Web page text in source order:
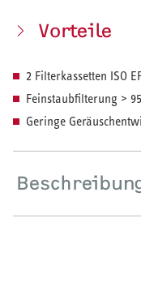
Vorteile
2 Filterkassetten ISO
Feinstaubfilterung >
Geringe